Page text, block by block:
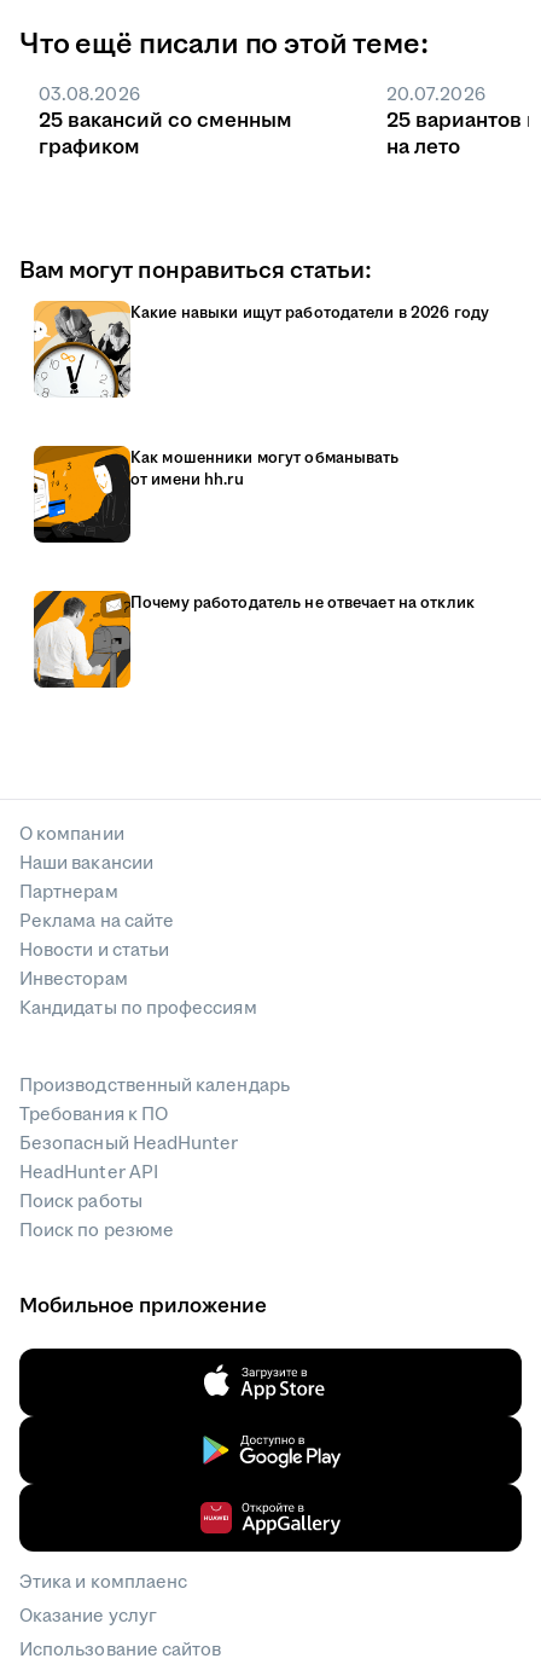
Что ещё писали по этой теме:
03.08.2026
25 вакансий со сменным
графиком
20.07.2026
25 вариантов
на лето
Вам могут понравиться статьи:
Какие навыки ищут работодатели в 2026 году
Как мошенники могут обманывать
от имени hh.ru
Почему работодатель не отвечает на отклик
О компании
Наши вакансии
Партнерам
Реклама на сайте
Новости и статьи
Инвесторам
Кандидаты по профессиям
Производственный календарь
Требования к ПО
Безопасный HeadHunter
HeadHunter API
Поиск работы
Поиск по резюме
Мобильное приложение
Этика и комплаенс
Оказание услуг
Использование сайтов